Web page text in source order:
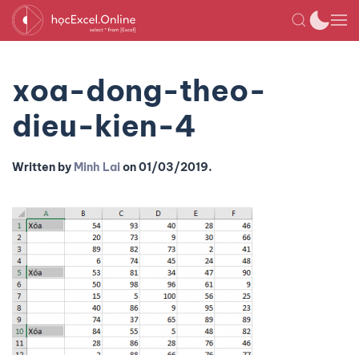
xoa-dong-theo-
dieu-kien-4
Written by Minh Laion01/03/2019.